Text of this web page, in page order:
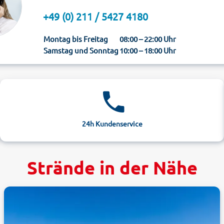
+49 (0) 211 / 5427 4180
Montag bis Freitag
08:00 – 22:00 Uhr
Samstag und Sonntag10:00 – 18:00 Uhr
24h Kundenservice
Strände in der Nähe